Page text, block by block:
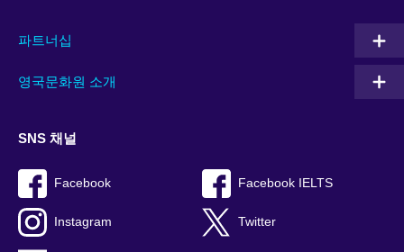
파트너십
영국문화원 소개
SNS 채널
Facebook Facebook IELTS
Instagram Twitter